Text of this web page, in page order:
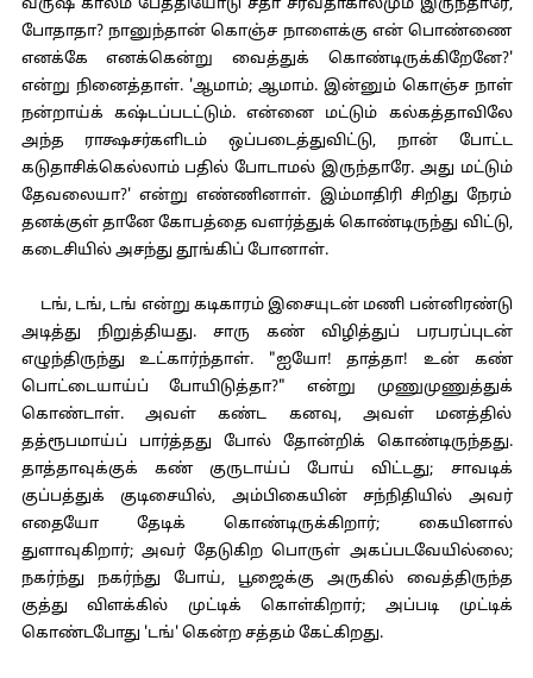
வருஷ காலம் பேத்தியோடு சதா சர்வதாகாலமும் இருந்தாரே,
போதாதா? நானுந்தான் கொஞ்ச நாளைக்கு என் பொண்ணை
எனக்கே எனக்கென்று வைத்துக் கொண்டிருக்கிறேனே?'
என்று நினைத்தாள். 'ஆமாம்; ஆமாம். இன்னும் கொஞ்ச நாள்
நன்றாய்க் கஷ்டப்படட்டும். என்னை மட்டும் கல்கத்தாவிலே
அந்த ராக்ஷசர்களிடம் ஒப்படைத்துவிட்டு, நான் போட்ட
கடுதாசிக்கெல்லாம் பதில் போடாமல் இருந்தாரே. அது மட்டும்
தேவலையா?' என்று எண்ணினாள். இம்மாதிரி சிறிது நேரம்
தனக்குள் தானே கோபத்தை வளர்த்துக் கொண்டிருந்து விட்டு,
கடைசியில் அசந்து தூங்கிப் போனாள்.
டங், டங், டங் என்று கடிகாரம் இசையுடன் மணி பன்னிரண்டு
அடித்து நிறுத்தியது. சாரு கண் விழித்துப் பரபரப்புடன்
எழுந்திருந்து உட்கார்ந்தாள். "ஐயோ! தாத்தா! உன் கண்
பொட்டையாய்ப் போயிடுத்தா?" என்று முணுமுணுத்துக்
கொண்டாள். அவள் கண்ட கனவு, அவள் மனத்தில்
தத்ரூபமாய்ப் பார்த்தது போல் தோன்றிக் கொண்டிருந்தது.
தாத்தாவுக்குக் கண் குருடாய்ப் போய் விட்டது; சாவடிக்
குப்பத்துக் குடிசையில், அம்பிகையின் சந்நிதியில் அவர்
எதையோ தேடிக் கொண்டிருக்கிறார்; கையினால்
துளாவுகிறார்; அவர் தேடுகிற பொருள் அகப்படவேயில்லை;
நகர்ந்து நகர்ந்து போய், பூஜைக்கு அருகில் வைத்திருந்த
குத்து விளக்கில் முட்டிக் கொள்கிறார்; அப்படி முட்டிக்
கொண்டபோது 'டங்' கென்ற சத்தம் கேட்கிறது.